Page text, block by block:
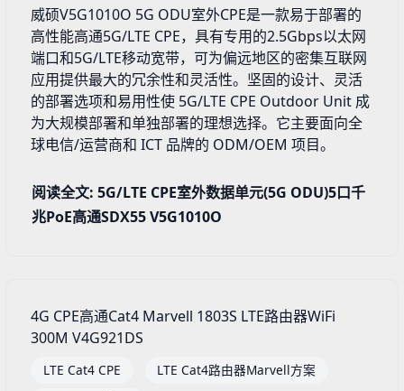
威硕V5G1010O 5G ODU室外CPE是一款易于部署的
高性能高通5G/LTE CPE，具有专用的2.5Gbps以太网
端口和5G/LTE移动宽带，可为偏远地区的密集互联网
应用提供最大的冗余性和灵活性。坚固的设计、灵活
的部署选项和易用性使 5G/LTE CPE Outdoor Unit 成
为大规模部署和单独部署的理想选择。它主要面向全
球电信/运营商和 ICT 品牌的 ODM/OEM 项目。
阅读全文: 5G/LTE CPE室外数据单元(5G ODU)5口千
兆PoE高通SDX55 V5G1010O
4G CPE高通Cat4 Marvell 1803S LTE路由器WiFi
300M V4G921DS
LTE Cat4 CPE
LTE Cat4路由器Marvell方案